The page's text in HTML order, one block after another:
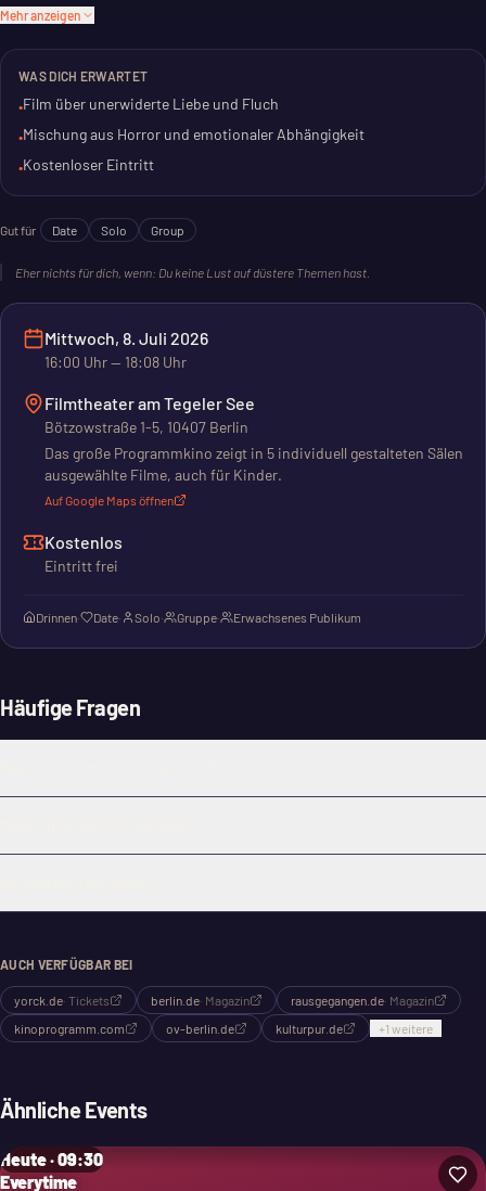
Es geht um mysteriösen Horror und emotionale Abhängigkeit.
steht, ist hier richtig.
Der Eintritt ist frei. Eine gute Gelegenheit, das Filmtheater zu
Mehr anzeigen
WAS DICH ERWARTET
•Film über unerwiderte Liebe und Fluch
•Mischung aus Horror und emotionaler Abhängigkeit
•Kostenloser Eintritt
Gut für Date Solo Group
Eher nichts für dich, wenn: Du keine Lust auf düstere Themen hast.
Mittwoch, 8. Juli 2026
16:00 Uhr— 18:08 Uhr
Filmtheater am Tegeler See
Bötzowstraße 1-5, 10407 Berlin
Das große Programmkino zeigt in 5 individuell gestalteten Sälen
ausgewählte Filme, auch für Kinder.
Auf Google Maps öffnen
Kostenlos
Eintritt frei
Drinnen· Date· Solo· Gruppe· Erwachsenes Publikum
Häufige Fragen
AUCH VERFÜGBAR BEI
yorck.de· Tickets berlin.de· Magazin rausgegangen.de· Magazin
kinoprogramm.com
ov-berlin.de kulturpur.de +1 weitere
Ähnliche Events
Heute · 09:30
Everytime